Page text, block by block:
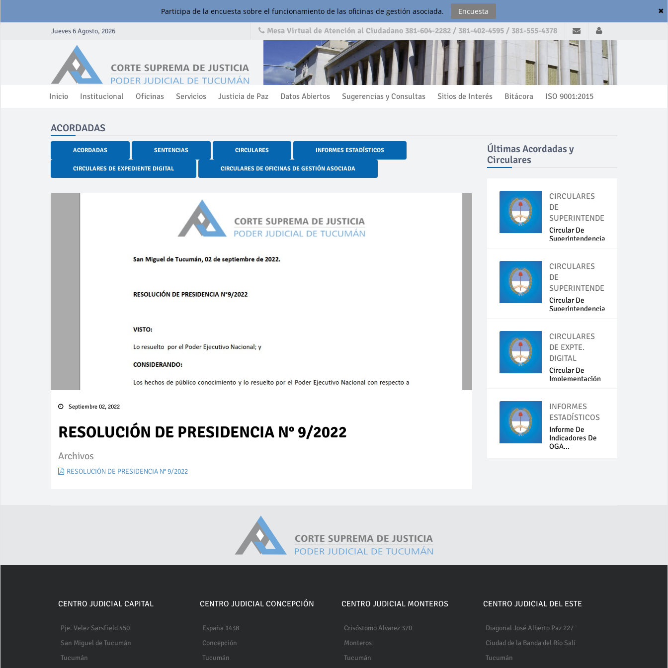
Participa de la encuesta sobre el funcionamiento de las oficinas de gestión asociada. Encuesta ✖
Jueves 6 Agosto, 2026 Mesa Virtual de Atención al Ciudadano 381-604-2282 / 381-402-4595 / 381-555-4378
Inicio Institucional Oficinas Servicios Justicia de Paz Datos Abiertos Sugerencias y Consultas Sitios de Interés Bitácora ISO 9001:2015
ACORDADAS
ACORDADAS SENTENCIAS CIRCULARES INFORMES ESTADÍSTICOS
CIRCULARES DE EXPEDIENTE DIGITAL CIRCULARES DE OFICINAS DE GESTIÓN ASOCIADA
Septiembre 02, 2022
RESOLUCIÓN DE PRESIDENCIA N° 9/2022
Archivos
RESOLUCIÓN DE PRESIDENCIA N° 9/2022
Últimas Acordadas y
Circulares
CIRCULARES
DE
SUPERINTENDENCIA
Circular De
Superintendencia
CIRCULARES
DE
SUPERINTENDENCIA
Circular De
Superintendencia
CIRCULARES
DE EXPTE.
DIGITAL
Circular De
Implementación
INFORMES
ESTADÍSTICOS
Informe De
Indicadores De
OGA...
CENTRO JUDICIAL CAPITAL
Pje. Velez Sarsfield 450
San Miguel de Tucumán
Tucumán
CENTRO JUDICIAL CONCEPCIÓN
España 1438
Concepción
Tucumán
CENTRO JUDICIAL MONTEROS
Crisóstomo Alvarez 370
Monteros
Tucumán
CENTRO JUDICIAL DEL ESTE
Diagonal José Alberto Paz 227
Ciudad de la Banda del Río Salí
Tucumán